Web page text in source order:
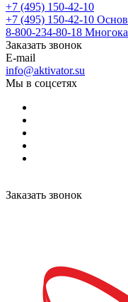
+7 (495) 150-42-10
+7 (495) 150-42-10
8-800-234-80-18
Заказать звонок
E-mail
info@aktivator.su
Мы в соцсетях
Заказать звонок